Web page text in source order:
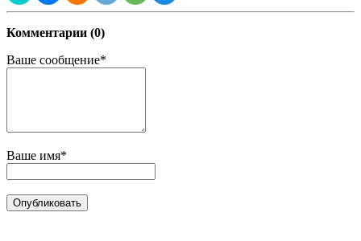
Комментарии (0)
Ваше сообщение*
Ваше имя*